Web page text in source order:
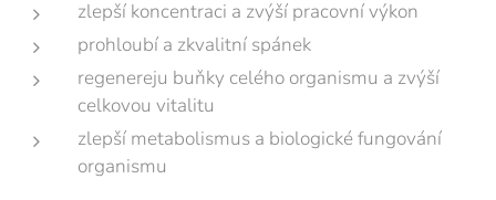
zlepší koncentraci a zvýší pracovní výkon
prohloubí a zkvalitní spánek
regenereju buňky celého organismu a zvýší
celkovou vitalitu
zlepší metabolismus a biologické fungování
organismu